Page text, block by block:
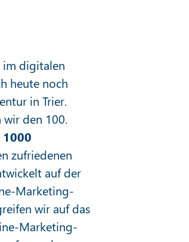
im digitalen
heute noch
in Trier.
wir den 100.
zufriedenen
auf der
Marketing-
wir auf das
Marketing-